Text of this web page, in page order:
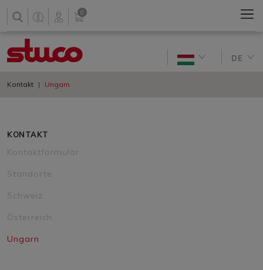
0
DE
Kontakt Ungarn
KONTAKT
Kontaktformular
Standorte
Schweiz
Österreich
Ungarn